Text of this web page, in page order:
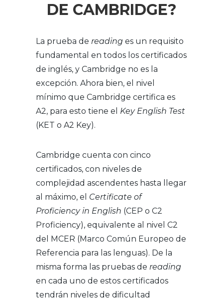
DE CAMBRIDGE?
La prueba dereadinges un requisito
fundamental en todos los certificados
de inglés, y Cambridge no es la
excepción. Ahora bien, el nivel
mínimo que Cambridge certifica es
A2, para esto tiene el Key English Test
(KET o A2 Key).
Cambridge cuenta con cinco
certificados, con niveles de
complejidad ascendentes hasta llegar
al máximo, el Certificate of
Proficiency in English (CEP o C2
Proficiency), equivalente al nivel C2
del MCER (Marco Común Europeo de
Referencia para las lenguas). De la
misma forma las pruebas dereading
en cada uno de estos certificados
tendrán niveles de dificultad